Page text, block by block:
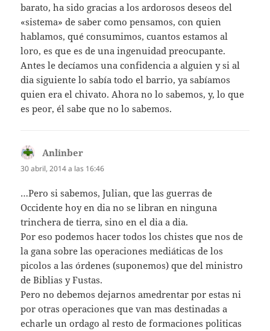
barato, ha sido gracias a los ardorosos deseos del
«sistema» de saber como pensamos, con quien
hablamos, qué consumimos, cuantos estamos al
loro, es que es de una ingenuidad preocupante.
Antes le decíamos una confidencia a alguien y si al
dia siguiente lo sabía todo el barrio, ya sabíamos
quien era el chivato. Ahora no lo sabemos, y, lo que
es peor, él sabe que no lo sabemos.
Anlinber
30 abril, 2014 a las 16:46
…Pero si sabemos, Julian, que las guerras de
Occidente hoy en dia no se libran en ninguna
trinchera de tierra, sino en el dia a dia.
Por eso podemos hacer todos los chistes que nos de
la gana sobre las operaciones mediáticas de los
picolos a las órdenes (suponemos) que del ministro
de Biblias y Fustas.
Pero no debemos dejarnos amedrentar por estas ni
por otras operaciones que van mas destinadas a
echarle un ordago al resto de formaciones politicas